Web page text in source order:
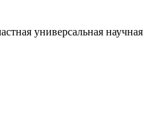
универсальная научная